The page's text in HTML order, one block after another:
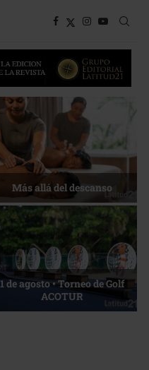
Energía que Impulsa la
competitividad
La esencia del servicio